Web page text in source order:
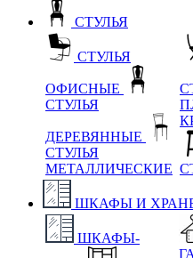
СТУЛЬЯ
СТУЛЬЯ
ОФИСНЫЕ
СТУЛЬЯ
ДЕРЕВЯННЫЕ
СТУЛЬЯ
МЕТАЛЛИЧЕСКИЕ
ШКАФЫ И
ШКАФЫ-